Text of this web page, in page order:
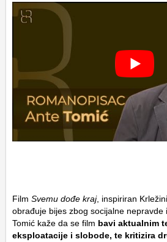
Film Svemu dođe kraj, inspiriran
obrađuje bijes zbog socijalne nepravde
Tomić kaže da se film bavi aktualnim
eksploatacije i slobode, te kritizira